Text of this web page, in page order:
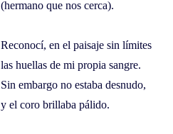
(hermano que nos cerca).
Reconocí, en el paisaje sin límites
las huellas de mi propia sangre.
Sin embargo no estaba desnudo,
y el coro brillaba pálido.